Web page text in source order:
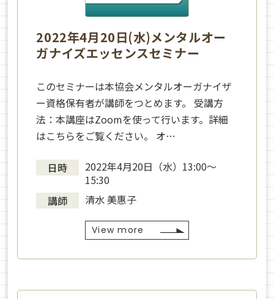
2022年4月20日(水)メンタルオー
ガナイズエッセンスセミナー
このセミナーは本協会メンタルオーガナイザ
ー資格保有者が講師をつとめます。 受講方
法：本講座はZoomを使って行います。詳細
はこちらをご覧ください。 オ…
日時
2022年4月20日（水）13:00〜
15:30
講師
清水 美惠子
View more